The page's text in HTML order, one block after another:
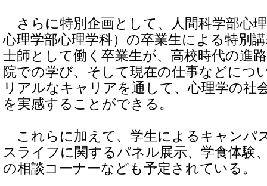
さらに特別企画として、人間科学部心
心理学部心理学科）の卒業生による特別
士師として働く卒業生が、高校時代の進
院での学び、そして現在の仕事などにつ
リアルなキャリアを通して、心理学の社
を実感することができる。
これらに加えて、学生によるキャンパ
スライフに関するパネル展示、学食体験
の相談コーナーなども予定されている。